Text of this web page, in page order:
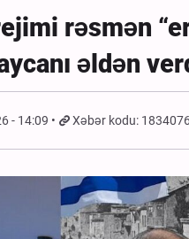
rəsmən
əldən
- 14:09 Xəbər kodu: